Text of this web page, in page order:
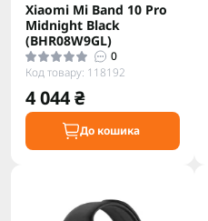
Xiaomi Mi Band 10 Pro
Midnight Black
(BHR08W9GL)
0
Код товару: 118192
4 044 ₴
До кошика